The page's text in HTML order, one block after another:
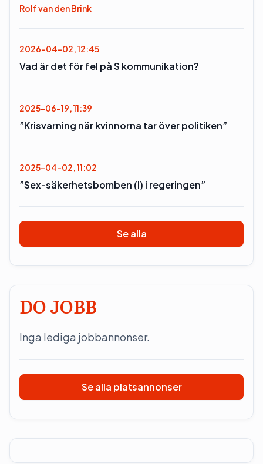
Rolf van den Brink
2026-04-02, 12:45
Vad är det för fel på S kommunikation?
2025-06-19, 11:39
”Krisvarning när kvinnorna tar över politiken”
2025-04-02, 11:02
”Sex-säkerhetsbomben (l) i regeringen”
Se alla
DO JOBB
Inga lediga jobbannonser.
Se alla platsannonser